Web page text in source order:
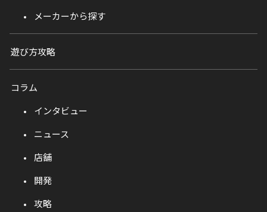
メーカーから探す
遊び方攻略
コラム
インタビュー
ニュース
店舗
開発
攻略